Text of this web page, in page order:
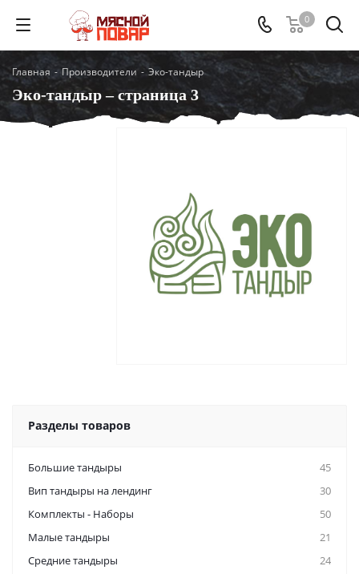
0
Главная - Производители - Эко-тандыр
Эко-тандыр – страница 3
Разделы товаров
Большие тандыры
45
Вип тандыры на лендинг
30
Комплекты - Наборы
50
Малые тандыры
21
Средние тандыры
24